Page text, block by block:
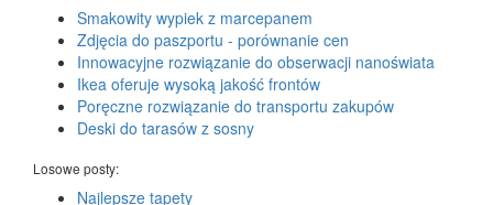
Smakowity wypiek z marcepanem
Zdjęcia do paszportu - porównanie cen
Innowacyjne rozwiązanie do obserwacji nanoświata
Ikea oferuje wysoką jakość frontów
Poręczne rozwiązanie do transportu zakupów
Deski do tarasów z sosny
Losowe posty:
Najlepsze tapety